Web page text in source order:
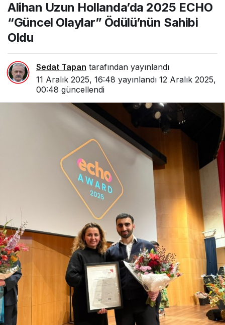
Olaylar” Ödülü’nün
Sahibi Oldu
Alihan Uzun Hollanda’da 2025 ECHO
“Güncel Olaylar” Ödülü’nün Sahibi
Oldu
Sedat Tapan tarafından yayınlandı
11 Aralık 2025, 16:48 yayınlandı 12 Aralık 2025,
00:48 güncellendi